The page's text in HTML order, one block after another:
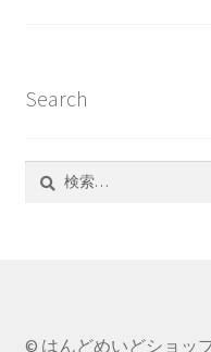
Search
© はんどめいどショッ